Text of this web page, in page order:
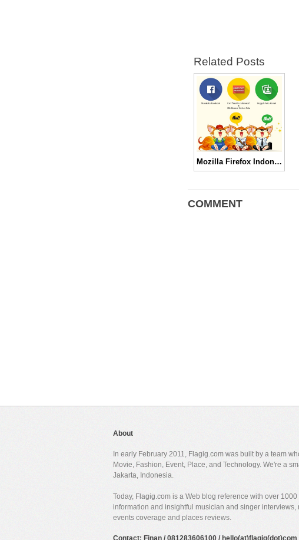
Related Posts
Mozilla Firefox Indonesia Gelar Kontes Berhadiah Ke Amerika Serikat
COMMENT
About
In early February 2011, Flagig.com was built by a team
Movie, Fashion, Event, Place, and Technology. We're a
Jakarta, Indonesia.
Today, Flagig.com is a Web blog reference with over
information and insightful musician and singer
events coverage and places reviews.
Contact: Finan / 081283606100 / hello(at)flagig(dot)com